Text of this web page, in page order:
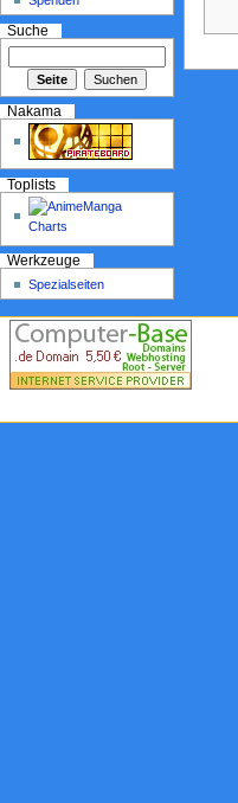
Suche
Nakama
Toplists
Werkzeuge
Spezialseiten